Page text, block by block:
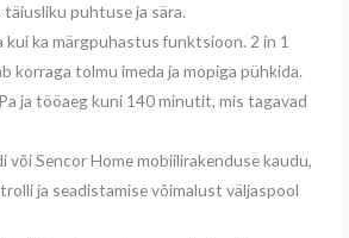
puhtuse ja sära.
kui ka märgpuhastus funktsioon. 2 in 1
korraga tolmu imeda ja mopiga pühkida.
ja tööaeg kuni 140 minutit, mis tagavad
või Sencor Home mobiilirakenduse kaudu,
ja seadistamise võimalust väljaspool